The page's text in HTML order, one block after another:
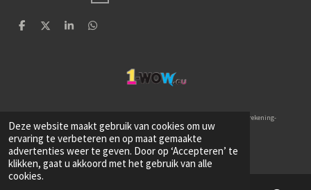
Deze website maakt gebruik van cookies om uw
ervaring te verbeteren en op maat gemaakte
advertenties weer te geven. Door op ‘Accepteren’ te
klikken, gaat u akkoord met het gebruik van alle
cookies.
D
D
S
D
rekening-
nummer BE086528432713PRIVACYVERKLARING